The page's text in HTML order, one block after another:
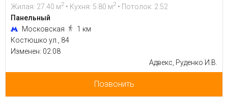
Жилая: 27.40 м2 • Кухня: 5.80 м2 • Потолок: 2.52
Панельный
Московская
1 км
Костюшко ул., 84
Изменен: 02.08
Адвекс, Руденко И.В.
Позвонить